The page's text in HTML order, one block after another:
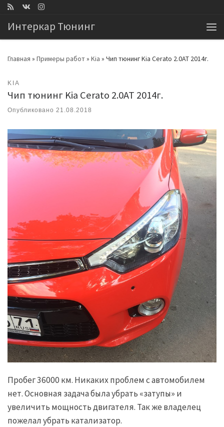
Интеркар Тюнинг
Главная » Примеры работ» Kia » Чип тюнинг Kia Cerato 2.0AT 2014г.
KIA
Чип тюнинг Kia Cerato 2.0AT 2014г.
Опубликовано 21.08.2018
Пробег 36000 км. Никаких проблем с автомобилем
нет. Основная задача была убрать «затупы» и
увеличить мощность двигателя. Так же владелец
пожелал убрать катализатор.